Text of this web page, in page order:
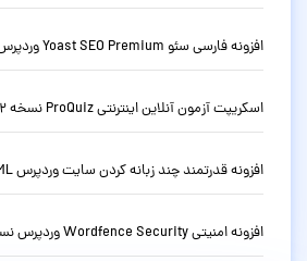
افزونه فارسی سئو Yoast SEO Premium وردپرس نسخه حرفه ای 28.1
اسکریپت آزمون آنلاین اینترنتی ProQuiz نسخه 2.0.2
افزونه قدرتمند چند زبانه کردن سایت وردپرس WPML نسخه 4.9.6
افزونه امنیتی Wordfence Security وردپرس نسخه 8.1.4